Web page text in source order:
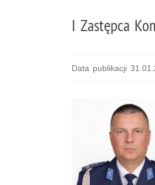
I Zastępca
Data publikacji